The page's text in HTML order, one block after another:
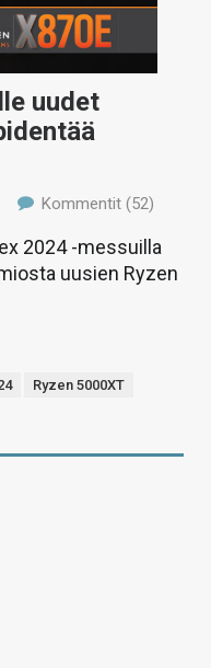
uudet
Kommentit (52)
2024 -messuilla
uusien Ryzen
Ryzen 5000XT